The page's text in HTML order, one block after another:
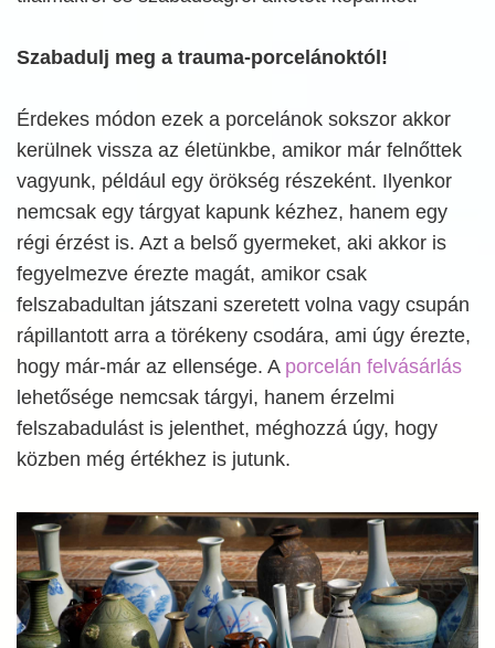
Szabadulj meg a trauma-porcelánoktól!
Érdekes módon ezek a porcelánok sokszor akkor
kerülnek vissza az életünkbe, amikor már felnőttek
vagyunk, például egy örökség részeként. Ilyenkor
nemcsak egy tárgyat kapunk kézhez, hanem egy
régi érzést is. Azt a belső gyermeket, aki akkor is
fegyelmezve érezte magát, amikor csak
felszabadultan játszani szeretett volna vagy csupán
rápillantott arra a törékeny csodára, ami úgy érezte,
hogy már-már az ellensége. A porcelán felvásárlás
lehetősége nemcsak tárgyi, hanem érzelmi
felszabadulást is jelenthet, méghozzá úgy, hogy
közben még értékhez is jutunk.